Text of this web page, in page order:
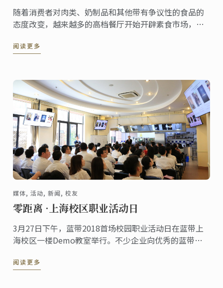
随着消费者对肉类、奶制品和其他带有争议性的食品的
态度改变，越来越多的高档餐厅开始开辟素食市场，满
阅读更多
媒体, 活动, 新闻, 校友
零距离 ·上海校区职业活动日
3月27日下午，蓝带2018首场校园职业活动日在蓝带上
海校区一楼Demo教室举行。不少企业向优秀的蓝带学
寻找心仪的职位。
阅读更多